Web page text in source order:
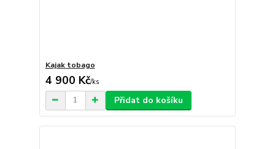
Kajak tobago
4 900 Kč/ks
Přidat do košíku